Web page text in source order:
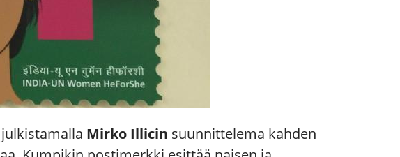
Mirko Illicin suunnittelema kahden